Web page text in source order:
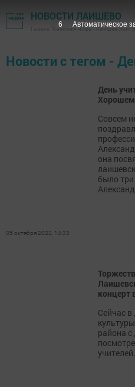
НОВОСТИ ЛАИШЕВО
Газета "Камская новь"- Лаишевский
Новости с тегом -
День
Совсем
она
было
05 октября 2022, 14:33
концерт
Сейчас
района
учителей.
6 Автоматическое